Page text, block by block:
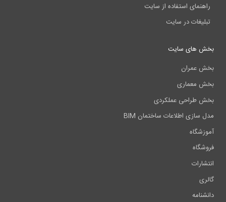
راهنمای استفاده از سایت
تبلیغات در سایت
بخش های سایت
بخش عمران
بخش معماری
بخش طراحی عملکردی
مدل سازی اطلاعات ساختمان BIM
آموزشگاه
فروشگاه
انتشارات
گالری
دانشنامه